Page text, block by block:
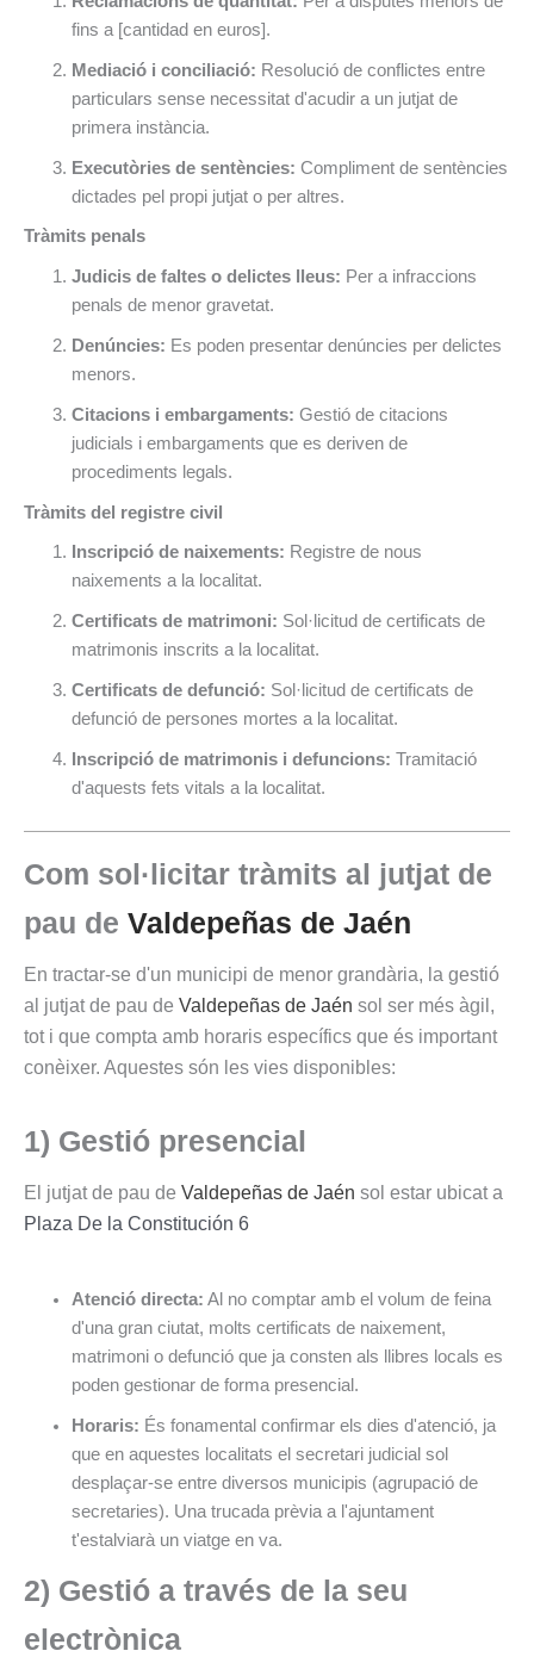
fins a [cantidad en euros].
Mediació i conciliació: Resolució de conflictes entre
particulars sense necessitat d'acudir a un jutjat de
primera instància.
Executòries de sentències: Compliment de sentències
dictades pel propi jutjat o per altres.
Tràmits penals
Judicis de faltes o delictes lleus: Per a infraccions
penals de menor gravetat.
Denúncies: Es poden presentar denúncies per delictes
menors.
Citacions i embargaments: Gestió de citacions
judicials i embargaments que es deriven de
procediments legals.
Tràmits del registre civil
Inscripció de naixements: Registre de nous
naixements a la localitat.
Certificats de matrimoni: Sol·licitud de certificats de
matrimonis inscrits a la localitat.
Certificats de defunció: Sol·licitud de certificats de
defunció de persones mortes a la localitat.
Inscripció de matrimonis i defuncions: Tramitació
d'aquests fets vitals a la localitat.
Com sol·licitar tràmits al jutjat de
pau de Valdepeñas de Jaén
En tractar-se d'un municipi de menor grandària, la gestió
al jutjat de pau de Valdepeñas de Jaén sol ser més àgil,
tot i que compta amb horaris específics que és important
conèixer. Aquestes són les vies disponibles:
1) Gestió presencial
El jutjat de pau de Valdepeñas de Jaén sol estar ubicat a
Plaza De la Constitución 6
Atenció directa: Al no comptar amb el volum de feina
d'una gran ciutat, molts certificats de naixement,
matrimoni o defunció que ja consten als llibres locals es
poden gestionar de forma presencial.
Horaris: És fonamental confirmar els dies d'atenció, ja
que en aquestes localitats el secretari judicial sol
desplaçar-se entre diversos municipis (agrupació de
secretaries). Una trucada prèvia a l'ajuntament
t'estalviarà un viatge en va.
2) Gestió a través de la seu
electrònica